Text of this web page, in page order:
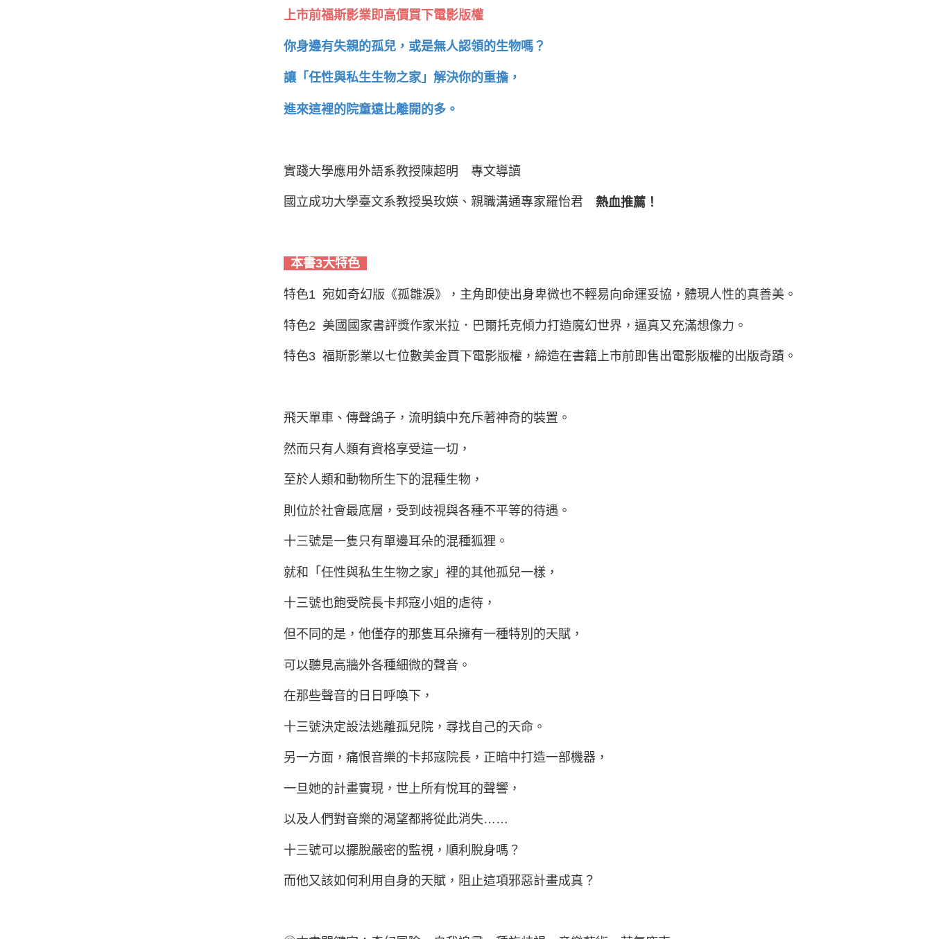
上市前福斯影業即高價買下電影版權
你身邊有失親的孤兒，或是無人認領的生物嗎？
讓「任性與私生生物之家」解決你的重擔，
進來這裡的院童遠比離開的多。
實踐大學應用外語系教授陳超明 專文導讀
國立成功大學臺文系教授吳玫媖、親職溝通專家羅怡君熱血推薦！
本書3大特色
特色1 宛如奇幻版《孤雛淚》，主角即使出身卑微也不輕易向命運妥協，體現人性的真善美。
特色2 美國國家書評獎作家米拉．巴爾托克傾力打造魔幻世界，逼真又充滿想像力。
特色3 福斯影業以七位數美金買下電影版權，締造在書籍上市前即售出電影版權的出版奇蹟。
飛天單車、傳聲鴿子，流明鎮中充斥著神奇的裝置。
然而只有人類有資格享受這一切，
至於人類和動物所生下的混種生物，
則位於社會最底層，受到歧視與各種不平等的待遇。
十三號是一隻只有單邊耳朵的混種狐狸。
就和「任性與私生生物之家」裡的其他孤兒一樣，
十三號也飽受院長卡邦寇小姐的虐待，
但不同的是，他僅存的那隻耳朵擁有一種特別的天賦，
可以聽見高牆外各種細微的聲音。
在那些聲音的日日呼喚下，
十三號決定設法逃離孤兒院，尋找自己的天命。
另一方面，痛恨音樂的卡邦寇院長，正暗中打造一部機器，
一旦她的計畫實現，世上所有悅耳的聲響，
以及人們對音樂的渴望都將從此消失……
十三號可以擺脫嚴密的監視，順利脫身嗎？
而他又該如何利用自身的天賦，阻止這項邪惡計畫成真？